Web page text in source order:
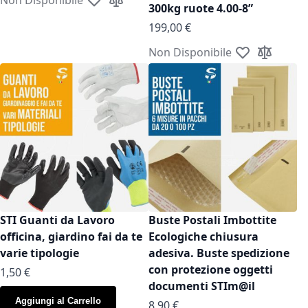
Aggiungi alla lista desideri
Aggiungi al confronto
300kg ruote 4.00-8”
199,00 €
Non Disponibile Aggiungi alla
Aggiungi
STI Guanti da Lavoro
officina, giardino fai da te
varie tipologie
As low as
1,50 €
Aggiungi al Carrello
Buste Postali Imbottite
Ecologiche chiusura
adesiva. Buste spedizione
con protezione oggetti
documenti STIm@il
As low as